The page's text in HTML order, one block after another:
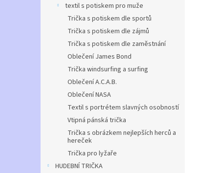
textil s potiskem pro muže
Trička s potiskem dle sportů
Trička s potiskem dle zájmů
Trička s potiskem dle zaměstnání
Oblečení James Bond
Trička windsurfing a surfing
Oblečení A.C.A.B.
Oblečení NASA
Textil s portrétem slavných osobností
Vtipná pánská trička
Trička s obrázkem nejlepších herců a
hereček
Trička pro lyžaře
HUDEBNÍ TRIČKA